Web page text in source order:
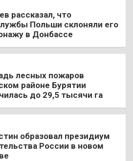
рассказал, что
Польши склоняли его
в Донбассе
лесных пожаров
районе Бурятии
до 29,5 тысячи га
образовал президиум
России в новом